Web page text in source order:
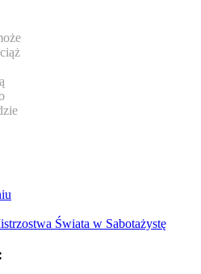
Świata w Sabotażystę